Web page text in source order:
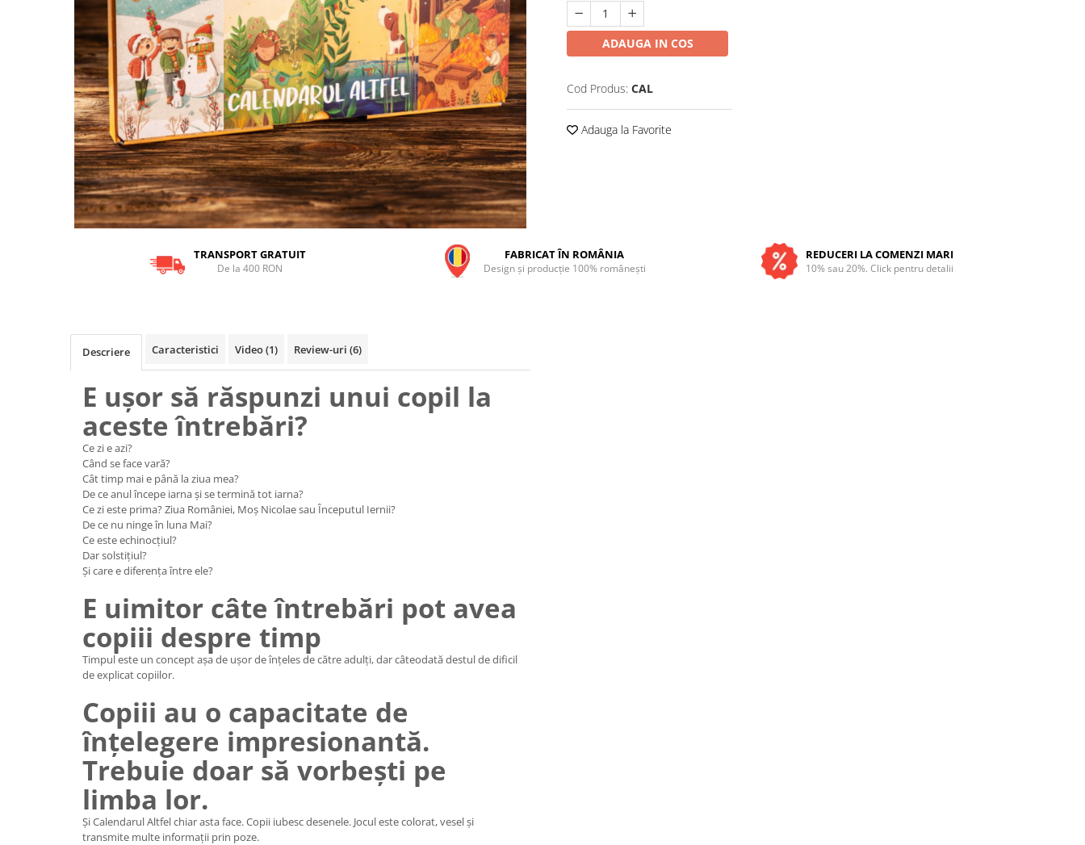
Colecția Păcălici
TOATE JOCURILE
ADAUGA IN COS
Cod Produs: CAL
Adauga la Favorite
TRANSPORT GRATUIT
De la 400 RON
FABRICAT ÎN ROMÂNIA
Design și producție 100% românești
REDUCERI LA COMENZI MARI
10% sau 20%. Click pentru detalii
Descriere Caracteristici Video(1) Review-uri (6)
E ușor să răspunzi unui copil la
aceste întrebări?
Ce zi e azi?
Când se face vară?
Cât timp mai e până la ziua mea?
De ce anul începe iarna și se termină tot iarna?
Ce zi este prima? Ziua României, Moș Nicolae sau Începutul Iernii?
De ce nu ninge în luna Mai?
Ce este echinocțiul?
Dar solstițiul?
Și care e diferența între ele?
E uimitor câte întrebări pot avea
copiii despre timp
Timpul este un concept așa de ușor de înțeles de către adulți, dar câteodată destul de dificil
de explicat copiilor.
Copiii au o capacitate de
înțelegere impresionantă.
Trebuie doar să vorbești pe
limba lor.
Și Calendarul Altfel chiar asta face. Copii iubesc desenele. Jocul este colorat, vesel și
transmite multe informații prin poze.